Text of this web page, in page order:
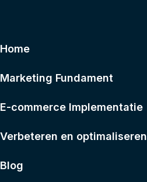
Home
Marketing Fundament
E-commerce Implementatie
Verbeteren en optimaliseren
Blog